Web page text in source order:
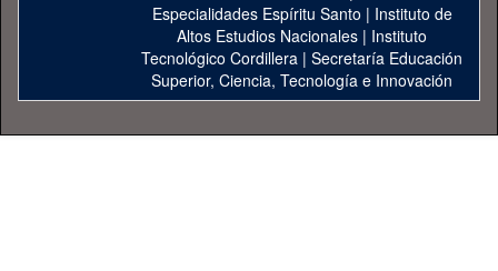
Especialidades Espíritu Santo | Instituto de
Altos Estudios Nacionales | Instituto
Tecnológico Cordillera | Secretaría Educación
Superior, Ciencia, Tecnología e Innovación